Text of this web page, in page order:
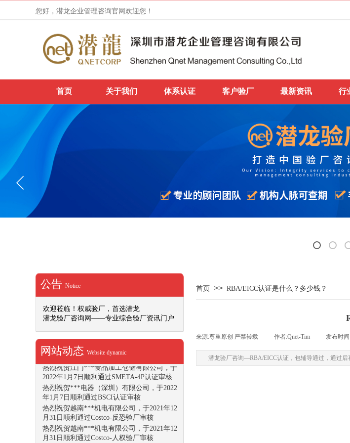
您好，潜龙企业管理咨询官网欢迎您！
关于我们 体系认证 客户验厂 最新资讯 行
首页
欢迎莅临！权威验厂，首选潜龙
潜龙验厂咨询网——专业综合验厂资讯门户
热烈祝贺深圳***文化创意产业有限公司，于
2022年1月14日顺利通过ISO9001认证审核
月12日顺利通过Office Depot社会任责验厂审
核
热烈祝贺***文化用品（深圳）有限公司，于
2022年1月10日顺利通过DISNEY验厂审核
热烈祝贺重庆***动力机械有限公司，于2022
热烈祝贺江门***食品加工仓储有限公司，于
2022年1月7日顺利通过SMETA-4P认证审核
热烈祝贺***电器（深圳）有限公司，于2022
年1月7日顺利通过BSCI认证审核
热烈祝贺越南***机电有限公司，于2021年12
月31日顺利通过Costco-反恐验厂审核
热烈祝贺越南***机电有限公司，于2021年12
月31日顺利通过Costco-人权验厂审核
公告 Notice
网站动态 Website dynamic
首页 >> RBA/EICC认证是什么？多少钱？
来源:尊重原创 严禁转载 作者:Qnet-Tim 发布时
潜龙验厂咨询—RBA/EICC认证，包辅导通过，通过后